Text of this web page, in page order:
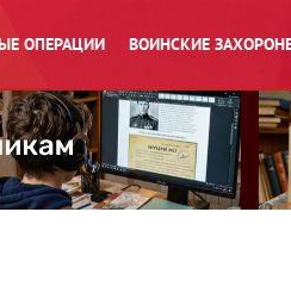
ОПЕРАЦИИ ВОИНСКИЕ